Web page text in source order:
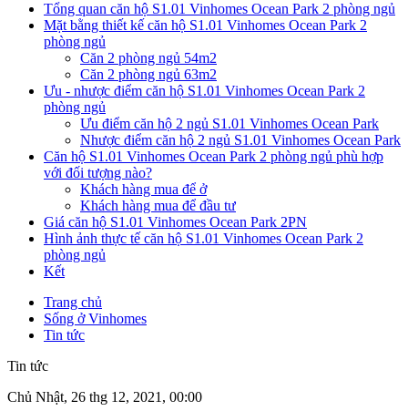
Tổng quan căn hộ S1.01 Vinhomes Ocean Park 2 phòng ngủ
Mặt bằng thiết kế căn hộ S1.01 Vinhomes Ocean Park 2
phòng ngủ
Căn 2 phòng ngủ 54m2
Căn 2 phòng ngủ 63m2
Ưu - nhược điểm căn hộ S1.01 Vinhomes Ocean Park 2
phòng ngủ
Ưu điểm căn hộ 2 ngủ S1.01 Vinhomes Ocean Park
Nhược điểm căn hộ 2 ngủ S1.01 Vinhomes Ocean Park
Căn hộ S1.01 Vinhomes Ocean Park 2 phòng ngủ phù hợp
với đối tượng nào?
Khách hàng mua để ở
Khách hàng mua để đầu tư
Giá căn hộ S1.01 Vinhomes Ocean Park 2PN
Hình ảnh thực tế căn hộ S1.01 Vinhomes Ocean Park 2
phòng ngủ
Kết
Trang chủ
Sống ở Vinhomes
Tin tức
Tin tức
Chủ Nhật, 26 thg 12, 2021, 00:00